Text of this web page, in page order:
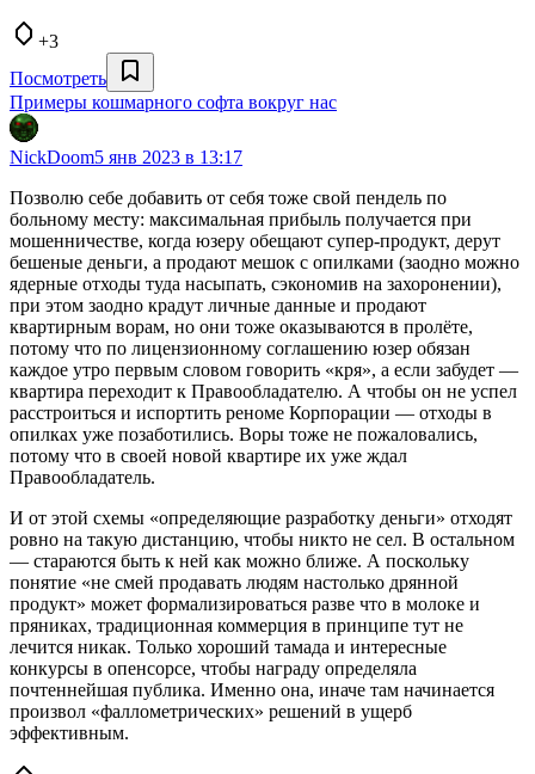
+3
Посмотреть
Примеры кошмарного софта вокруг нас
NickDoom5 янв 2023 в 13:17
Позволю себе добавить от себя тоже свой пендель по
больному месту: максимальная прибыль получается при
мошенничестве, когда юзеру обещают супер-продукт, дерут
бешеные деньги, а продают мешок с опилками (заодно можно
ядерные отходы туда насыпать, сэкономив на захоронении),
при этом заодно крадут личные данные и продают
квартирным ворам, но они тоже оказываются в пролёте,
потому что по лицензионному соглашению юзер обязан
каждое утро первым словом говорить «кря», а если забудет —
квартира переходит к Правообладателю. А чтобы он не успел
расстроиться и испортить реноме Корпорации — отходы в
опилках уже позаботились. Воры тоже не пожаловались,
потому что в своей новой квартире их уже ждал
Правообладатель.
И от этой схемы «определяющие разработку деньги» отходят
ровно на такую дистанцию, чтобы никто не сел. В остальном
— стараются быть к ней как можно ближе. А поскольку
понятие «не смей продавать людям настолько дрянной
продукт» может формализироваться разве что в молоке и
пряниках, традиционная коммерция в принципе тут не
лечится никак. Только хороший тамада и интересные
конкурсы в опенсорсе, чтобы награду определяла
почтеннейшая публика. Именно она, иначе там начинается
произвол «фаллометрических» решений в ущерб
эффективным.